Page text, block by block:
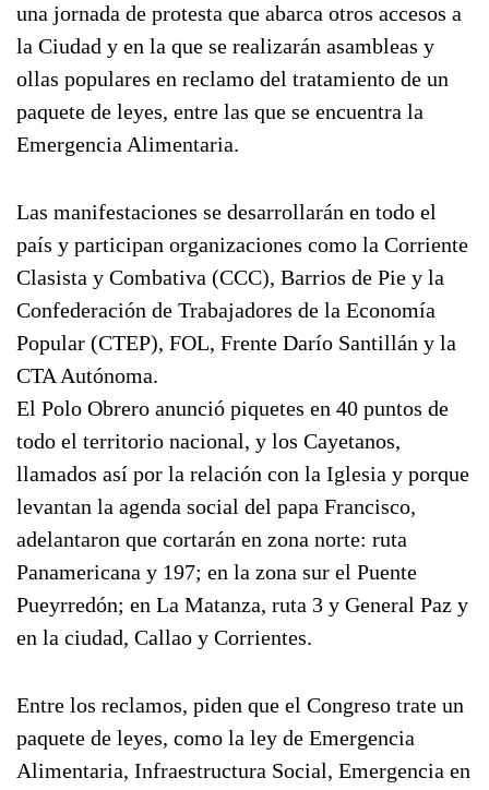
una jornada de protesta que abarca otros accesos a
la Ciudad y en la que se realizarán asambleas y
ollas populares en reclamo del tratamiento de un
paquete de leyes, entre las que se encuentra la
Emergencia Alimentaria.
Las manifestaciones se desarrollarán en todo el
país y participan organizaciones como la Corriente
Clasista y Combativa (CCC), Barrios de Pie y la
Confederación de Trabajadores de la Economía
Popular (CTEP), FOL, Frente Darío Santillán y la
CTA Autónoma.
El Polo Obrero anunció piquetes en 40 puntos de
todo el territorio nacional, y los Cayetanos,
llamados así por la relación con la Iglesia y porque
levantan la agenda social del papa Francisco,
adelantaron que cortarán en zona norte: ruta
Panamericana y 197; en la zona sur el Puente
Pueyrredón; en La Matanza, ruta 3 y General Paz y
en la ciudad, Callao y Corrientes.
Entre los reclamos, piden que el Congreso trate un
paquete de leyes, como la ley de Emergencia
Alimentaria, Infraestructura Social, Emergencia en